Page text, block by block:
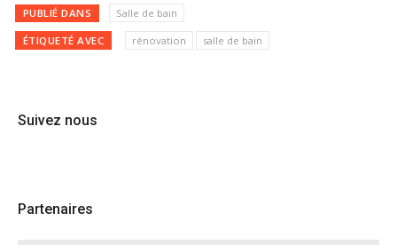
PUBLIÉ DANS Salle de bain
ÉTIQUETÉ AVEC rénovation salle de bain
Suivez nous
Partenaires